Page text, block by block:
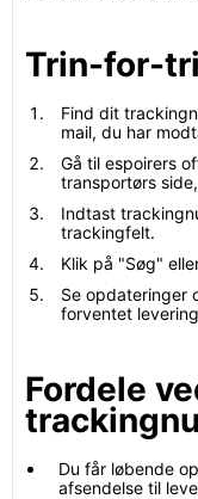
Trin-for-
Find dit
mail, du har
Gå til espoirers
transportørs
Indtast
trackingfelt.
Klik på "Søg"
Se opdateringer
forventet
Fordele
Du får løbende
afsendelse til